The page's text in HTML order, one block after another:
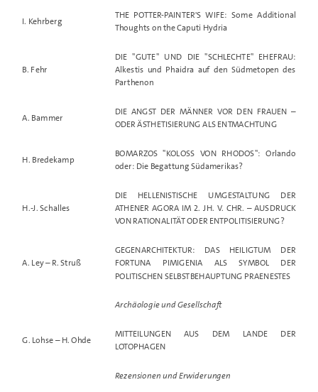
I. Kehrberg
THE POTTER-PAINTER'S WIFE: Some Additional
Thoughts on the Caputi Hydria
B. Fehr
DIE "GUTE" UND DIE "SCHLECHTE" EHEFRAU:
Alkestis und Phaidra auf den Südmetopen des
Parthenon
A. Bammer
DIE ANGST DER MÄNNER VOR DEN FRAUEN –
ODER ÄSTHETISIERUNG ALS ENTMACHTUNG
H. Bredekamp
BOMARZOS "KOLOSS VON RHODOS": Orlando
oder: Die Begattung Südamerikas?
H.-J. Schalles
DIE HELLENISTISCHE UMGESTALTUNG DER
ATHENER AGORA IM 2. JH. V. CHR. – AUSDRUCK
VON RATIONALITÄT ODER ENTPOLITISIERUNG?
A. Ley – R. Struß
GEGENARCHITEKTUR: DAS HEILIGTUM DER
FORTUNA PIMIGENIA ALS SYMBOL DER
POLITISCHEN SELBSTBEHAUPTUNG PRAENESTES
Archäologie und Gesellschaft
G. Lohse – H. Ohde
MITTEILUNGEN AUS DEM LANDE DER
LOTOPHAGEN
Rezensionen und Erwiderungen